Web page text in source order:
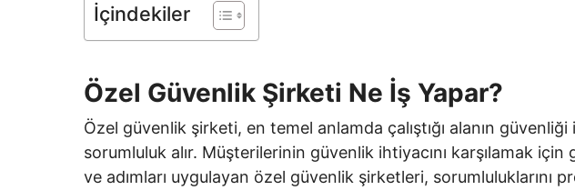
İçindekiler
Özel Güvenlik Şirketi Ne İş Yapar?
Özel güvenlik şirketi, en temel anlamda çalıştığı alanın
sorumluluk alır. Müşterilerinin güvenlik ihtiyacını karşılamak
ve adımları uygulayan özel güvenlik şirketleri, sorumluluklarını